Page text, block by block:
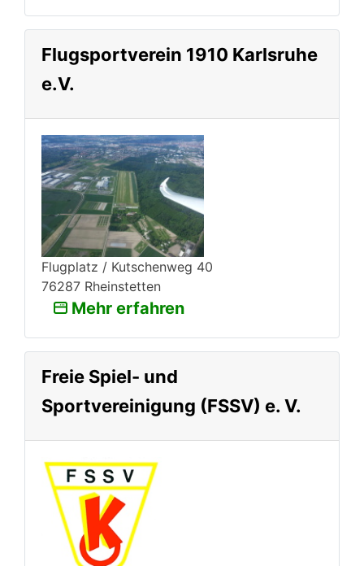
Flugsportverein 1910 Karlsruhe
e.V.
Flugplatz / Kutschenweg 40
76287 Rheinstetten
Mehr erfahren
Freie Spiel- und
Sportvereinigung (FSSV) e. V.